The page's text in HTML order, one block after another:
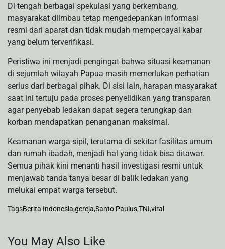
Di tengah berbagai spekulasi yang berkembang,
masyarakat diimbau tetap mengedepankan informasi
resmi dari aparat dan tidak mudah mempercayai kabar
yang belum terverifikasi.
Peristiwa ini menjadi pengingat bahwa situasi keamanan
di sejumlah wilayah Papua masih memerlukan perhatian
serius dari berbagai pihak. Di sisi lain, harapan masyarakat
saat ini tertuju pada proses penyelidikan yang transparan
agar penyebab ledakan dapat segera terungkap dan
korban mendapatkan penanganan maksimal.
Keamanan warga sipil, terutama di sekitar fasilitas umum
dan rumah ibadah, menjadi hal yang tidak bisa ditawar.
Semua pihak kini menanti hasil investigasi resmi untuk
menjawab tanda tanya besar di balik ledakan yang
melukai empat warga tersebut.
TagsBerita Indonesia,gereja,Santo Paulus,TNI,viral
You May Also Like